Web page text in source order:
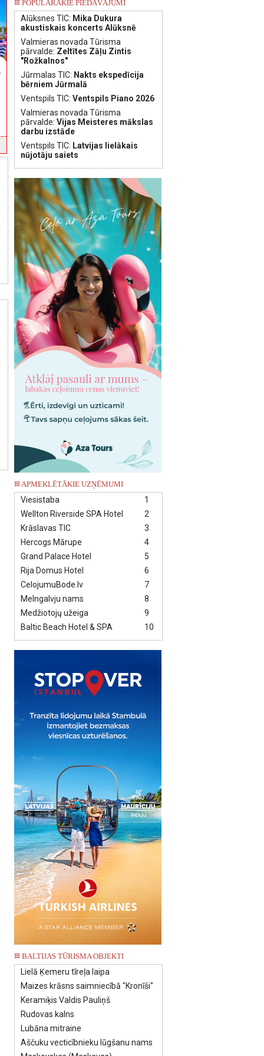
POPULĀRAKIE PIEDĀVĀJUMI
Alūksnes TIC: Mika Dukura
akustiskais koncerts Alūksnē
Valmieras novada Tūrisma
pārvalde: Zeltītes Zāļu Zintis
"Rožkalnos"
Jūrmalas TIC: Nakts ekspedīcija
bērniem Jūrmalā
Ventspils TIC: Ventspils Piano 2026
Valmieras novada Tūrisma
pārvalde: Vijas Meisteres mākslas
darbu izstāde
Ventspils TIC: Latvijas lielākais
nūjotāju saiets
APMEKLĒTĀKIE UZŅĒMUMI
1
Viesistaba
2
Wellton Riverside SPA Hotel
3
Krāslavas TIC
4
Hercogs Mārupe
5
Grand Palace Hotel
6
Rija Domus Hotel
7
CelojumuBode.lv
8
Melngalvju nams
9
Medžiotojų užeiga
10
Baltic Beach Hotel & SPA
BALTIJAS TŪRISMA OBJEKTI
Lielā Ķemeru tīreļa laipa
Maizes krāsns saimniecībā "Kronīši"
Keramiķis Valdis Pauliņš
Rudovas kalns
Lubāna mitraine
Aščuku vecticībnieku lūgšanu nams